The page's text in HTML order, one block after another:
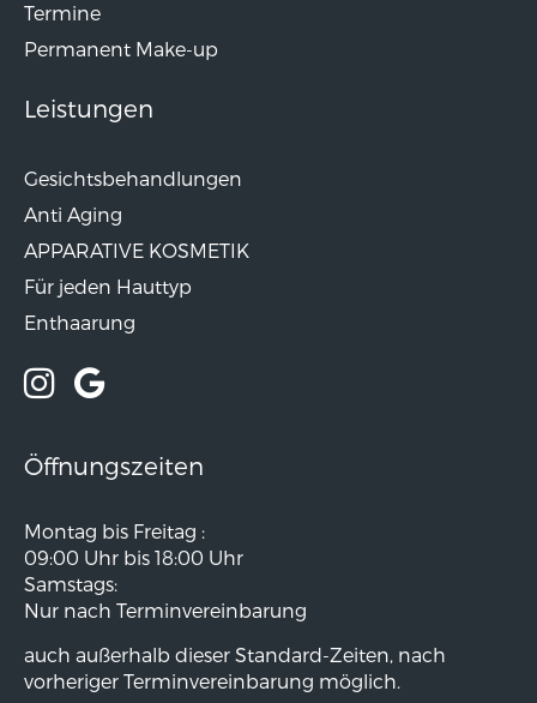
Termine
Permanent Make-up
Leistungen
Gesichtsbehandlungen
Anti Aging
APPARATIVE KOSMETIK
Für jeden Hauttyp
Enthaarung
Öffnungszeiten
Montag bis Freitag :
09:00 Uhr bis 18:00 Uhr
Samstags:
Nur nach Terminvereinbarung
auch außerhalb dieser Standard-Zeiten, nach
vorheriger Terminvereinbarung möglich.